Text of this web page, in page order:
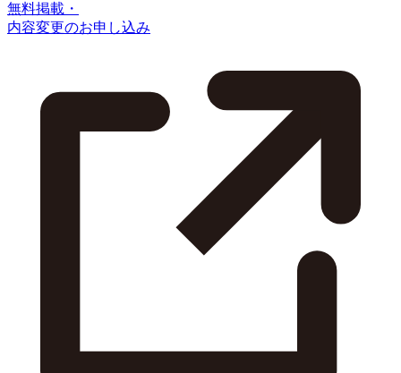
無料掲載・
内容変更のお申し込み